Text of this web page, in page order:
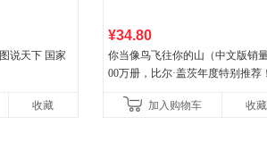
说天下 国家
收藏
¥34.80
你当像鸟飞往你的山（中文版销
00万册，比尔·盖茨年度特别推荐
比你听说的还要
加入购物车 收藏